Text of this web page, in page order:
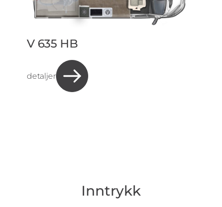
V 635 HB
detaljer
Inntrykk